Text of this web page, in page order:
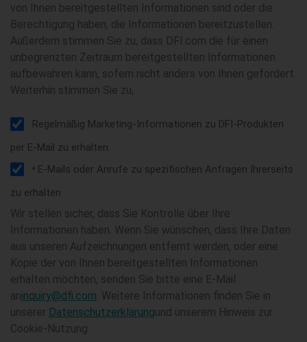
von Ihnen bereitgestellten Informationen sind oder die
Berechtigung haben, die Informationen bereitzustellen.
Außerdem stimmen Sie zu, dass DFI.com die für einen
unbegrenzten Zeitraum bereitgestellten Informationen
aufbewahren kann, sofern nicht anders von Ihnen gefordert.
Weiterhin stimmen Sie zu,
Regelmäßig Marketing-Informationen zu DFI-Produkten
per E-Mail zu erhalten.
* E-Mails oder Anrufe zu spezifischen Anfragen Ihrerseits
zu erhalten
Wir stellen sicher, dass Sie Kontrolle über Ihre
Informationen haben. Wenn Sie wünschen, dass Ihre Daten
aus unseren Aufzeichnungen entfernt werden, oder eine
Kopie der von Ihnen bereitgestellten Informationen
erhalten möchten, senden Sie bitte eine E-Mail
aninquiry@dfi.com . Weitere Informationen finden Sie in
unserer Datenschutzerklärungund unserem Hinweis zur
Cookie-Nutzung.